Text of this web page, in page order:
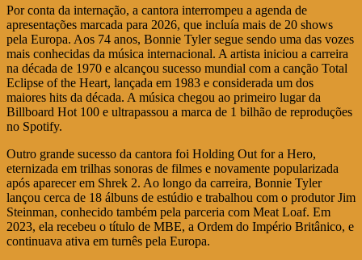
Por conta da internação, a cantora interrompeu a agenda de
apresentações marcada para 2026, que incluía mais de 20 shows
pela Europa. Aos 74 anos, Bonnie Tyler segue sendo uma das vozes
mais conhecidas da música internacional. A artista iniciou a carreira
na década de 1970 e alcançou sucesso mundial com a canção Total
Eclipse of the Heart, lançada em 1983 e considerada um dos
maiores hits da década. A música chegou ao primeiro lugar da
Billboard Hot 100 e ultrapassou a marca de 1 bilhão de reproduções
no Spotify.
Outro grande sucesso da cantora foi Holding Out for a Hero,
eternizada em trilhas sonoras de filmes e novamente popularizada
após aparecer em Shrek 2. Ao longo da carreira, Bonnie Tyler
lançou cerca de 18 álbuns de estúdio e trabalhou com o produtor Jim
Steinman, conhecido também pela parceria com Meat Loaf. Em
2023, ela recebeu o título de MBE, a Ordem do Império Britânico, e
continuava ativa em turnês pela Europa.